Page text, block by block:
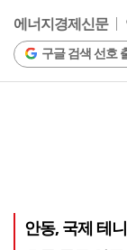
에너지경제신문
구글 검색 선호
안동, 국제 테